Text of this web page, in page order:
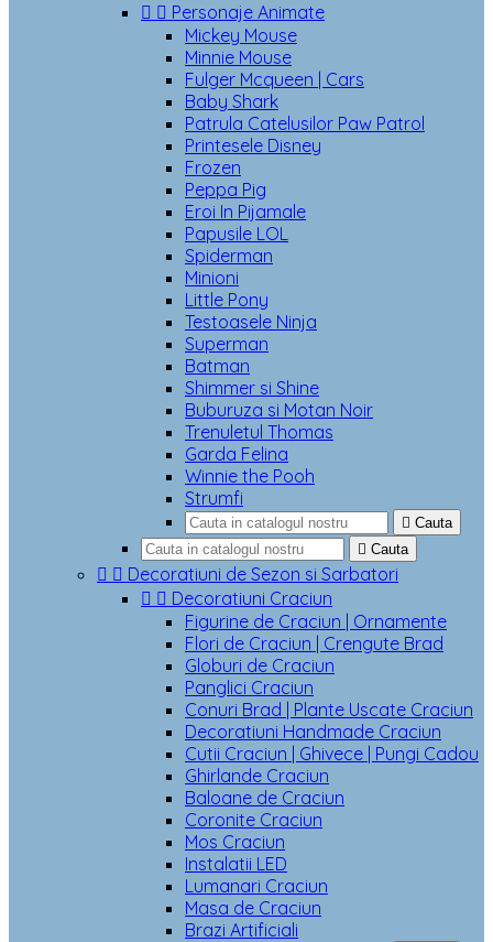
  Personaje Animate
Mickey Mouse
Minnie Mouse
Fulger Mcqueen | Cars
Baby Shark
Patrula Catelusilor Paw Patrol
Printesele Disney
Frozen
Peppa Pig
Eroi In Pijamale
Papusile LOL
Spiderman
Minioni
Little Pony
Testoasele Ninja
Superman
Batman
Shimmer si Shine
Buburuza si Motan Noir
Trenuletul Thomas
Garda Felina
Winnie the Pooh
Strumfi
 Cauta
 Cauta
  Decoratiuni de Sezon si Sarbatori
  Decoratiuni Craciun
Figurine de Craciun | Ornamente
Flori de Craciun | Crengute Brad
Globuri de Craciun
Panglici Craciun
Conuri Brad | Plante Uscate Craciun
Decoratiuni Handmade Craciun
Cutii Craciun | Ghivece | Pungi Cadou
Ghirlande Craciun
Baloane de Craciun
Coronite Craciun
Mos Craciun
Instalatii LED
Lumanari Craciun
Masa de Craciun
Brazi Artificiali